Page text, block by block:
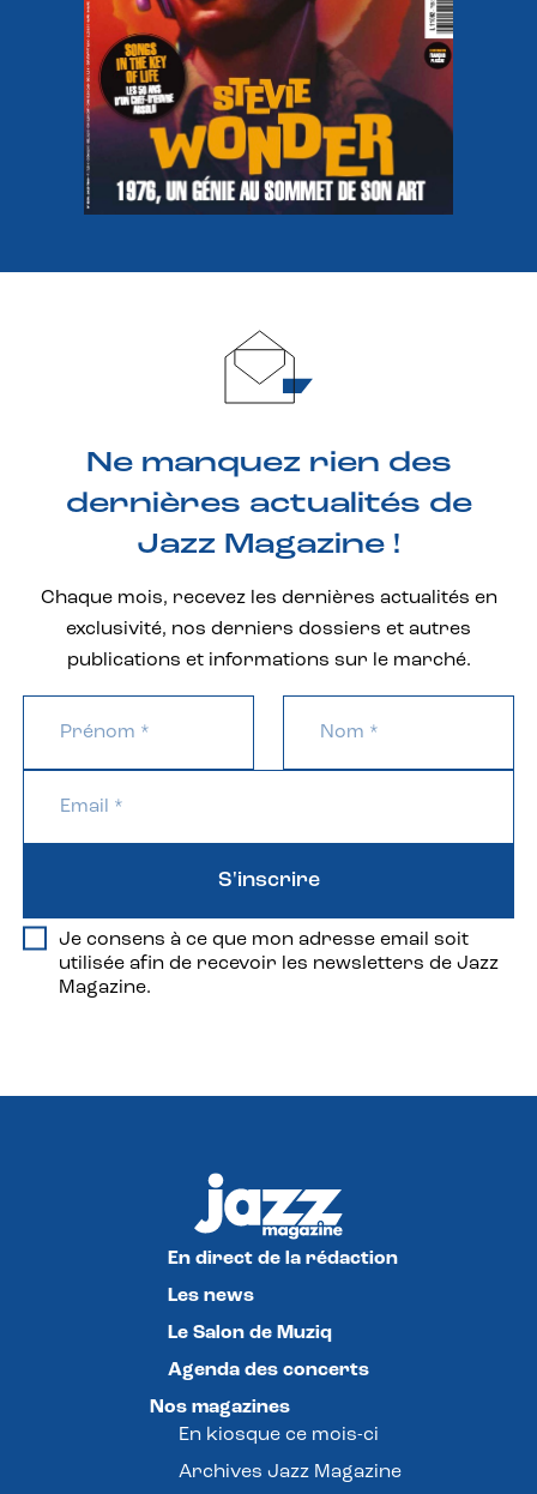
Ne manquez rien des
dernières actualités de
Jazz Magazine !
Chaque mois, recevez les dernières actualités en
exclusivité, nos derniers dossiers et autres
publications et informations sur le marché.
Je consens à ce que mon adresse email soit
utilisée afin de recevoir les newsletters de Jazz
Magazine.
S'inscrire
En direct de la rédaction
Les news
Le Salon de Muziq
Agenda des concerts
Nos magazines
En kiosque ce mois-ci
Archives Jazz Magazine